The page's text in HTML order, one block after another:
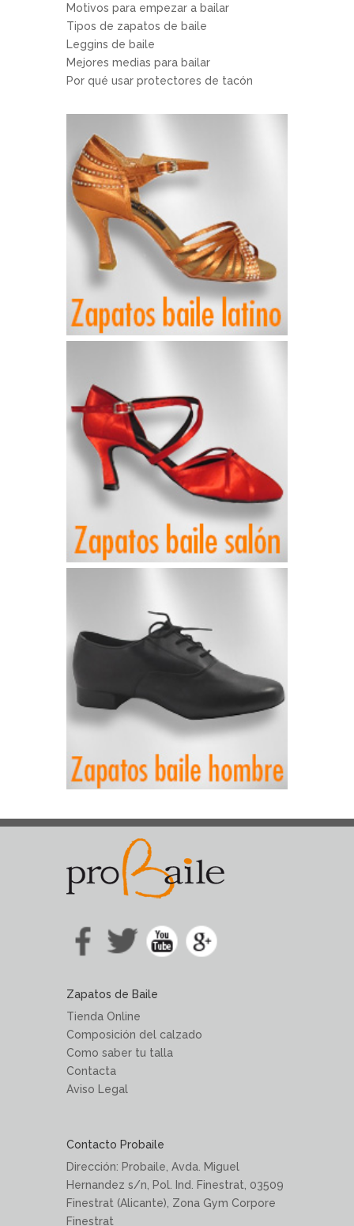
Motivos para empezar a bailar
Tipos de zapatos de baile
Leggins de baile
Mejores medias para bailar
Por qué usar protectores de tacón
Zapatos de Baile
Tienda Online
Composición del calzado
Como saber tu talla
Contacta
Aviso Legal
Contacto Probaile
Dirección: Probaile, Avda. Miguel
Hernandez s/n, Pol. Ind. Finestrat, 03509
Finestrat (Alicante), Zona Gym Corpore
Finestrat